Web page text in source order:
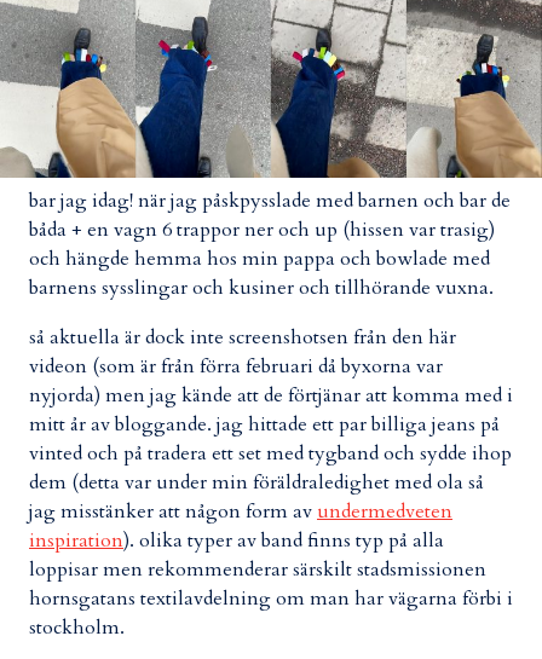
bar jag idag! när jag påskpysslade med barnen och bar de
båda + en vagn 6 trappor ner och up (hissen var trasig)
och hängde hemma hos min pappa och bowlade med
barnens sysslingar och kusiner och tillhörande vuxna.
så aktuella är dock inte screenshotsen från den här
videon (som är från förra februari då byxorna var
nyjorda) men jag kände att de förtjänar att komma med i
mitt år av bloggande. jag hittade ett par billiga jeans på
vinted och på tradera ett set med tygband och sydde ihop
dem (detta var under min föräldraledighet med ola så
jag misstänker att någon form av undermedveten
inspiration). olika typer av band finns typ på alla
loppisar men rekommenderar särskilt stadsmissionen
hornsgatans textilavdelning om man har vägarna förbi i
stockholm.